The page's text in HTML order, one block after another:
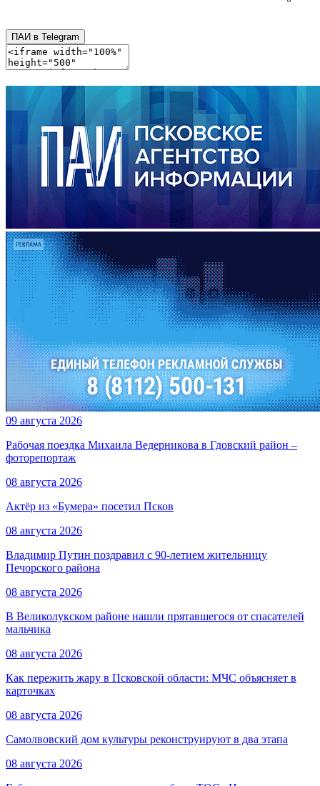
ПАИ в Telegram
09 августа 2026
Рабочая поездка Михаила Ведерникова в Гдовский район –
фоторепортаж
08 августа 2026
Актёр из «Бумера» посетил Псков
08 августа 2026
Владимир Путин поздравил с 90-летием жительницу
Печорского района
08 августа 2026
В Великолукском районе нашли прятавшегося от спасателей
мальчика
08 августа 2026
Как пережить жару в Псковской области: МЧС объясняет в
карточках
08 августа 2026
Самолвовский дом культуры реконструируют в два этапа
08 августа 2026